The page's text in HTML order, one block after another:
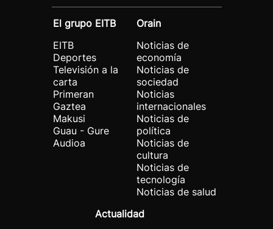
El grupo EITB
EITB
Deportes
Televisión a la
carta
Primeran
Gaztea
Makusi
Guau - Gure
Audioa
Orain
Noticias de
economía
Noticias de
sociedad
Noticias
internacionales
Noticias de
política
Noticias de
cultura
Noticias de
tecnología
Noticias de salud
Actualidad